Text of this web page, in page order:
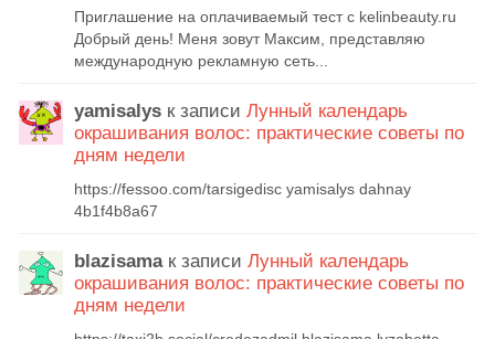
Приглашение на оплачиваемый тест с kelinbeauty.ru
Добрый день! Меня зовут Максим, представляю
международную рекламную сеть...
yamisalys к записи Лунный календарь
окрашивания волос: практические советы по
дням недели
https://fessoo.com/tarsigedisc yamisalys dahnay
4b1f4b8a67
blazisama к записи Лунный календарь
окрашивания волос: практические советы по
дням недели